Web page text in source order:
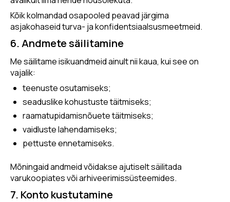
Kõik kolmandad osapooled peavad järgima
asjakohaseid turva- ja konfidentsiaalsusmeetmeid.
6. Andmete säilitamine
Me säilitame isikuandmeid ainult nii kaua, kui see on
vajalik:
teenuste osutamiseks;
seaduslike kohustuste täitmiseks;
raamatupidamisnõuete täitmiseks;
vaidluste lahendamiseks;
pettuste ennetamiseks.
Mõningaid andmeid võidakse ajutiselt säilitada
varukoopiates või arhiveerimissüsteemides.
7. Konto kustutamine